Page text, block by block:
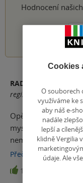
Hodnocení
RADKA
registrovaný uživatel
Opět vynikající
mysteriózní příběh o
nemohu dočkat az
Tomem Hanksem
Přečíst více
194
Cookies
O souborech
využíváme ke
aby náš e-
nadále
lepší a
klidně Vergilia
údaje. Ale